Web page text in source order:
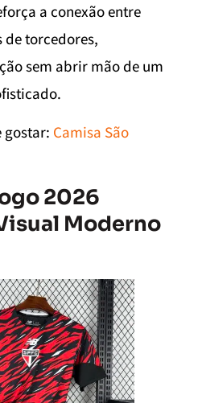
a conexão entre
de torcedores,
sem abrir mão de um
gostar: Camisa São
2026
Moderno